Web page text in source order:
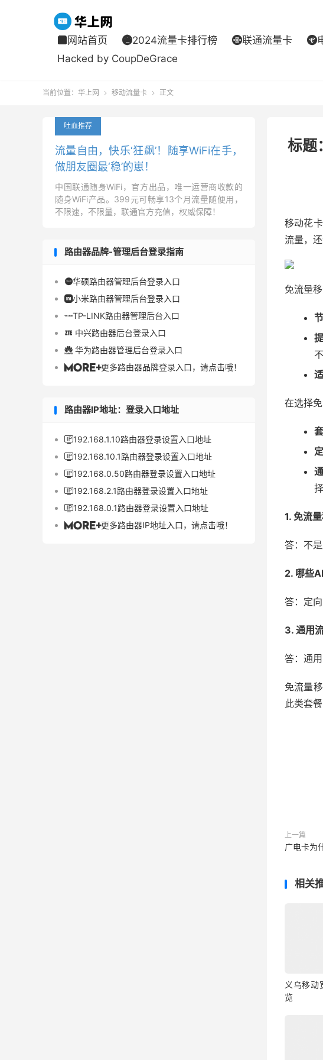
 网站首页 2024流量卡排行榜 联通流量卡 
Hacked by CoupDeGrace
当前位置： 华上网  移动流量卡  正文
标题
移动花
流量，
免流量
在选择
择
1. 免流
答：不
2. 哪些
答：定
3. 通用
答：通
免流量
此类套
上一篇
广电卡为
相关
义乌移动
览
吐血推荐
流量自由，快乐‘狂飙’！随享WiFi在手，
做朋友圈最‘稳’的崽！
中国联通随身WiFi，官方出品，唯一运营商收款的
随身WiFi产品。399元可畅享13个月流量随便用，
不限速，不限量，联通官方充值，权威保障！
路由器品牌-管理后台登录指南
华硕路由器管理后台登录入口
小米路由器管理后台登录入口
TP-LINK路由器管理后台入口
 中兴路由器后台登录入口
 华为路由器管理后台登录入口
更多路由器品牌登录入口，请点击哦！
路由器IP地址：登录入口地址
192.168.1.10路由器登录设置入口地址
192.168.10.1路由器登录设置入口地址
192.168.0.50路由器登录设置入口地址
192.168.2.1路由器登录设置入口地址
192.168.0.1路由器登录设置入口地址
更多路由器IP地址入口，请点击哦！